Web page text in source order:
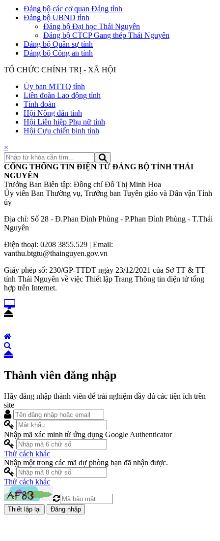
Đảng bộ các cơ quan Đảng tỉnh
Đảng bộ UBND tỉnh
Đảng bộ Đại học Thái Nguyên
Đảng bộ CTCP Gang thép Thái Nguyên
Đảng bộ Quân sự tỉnh
Đảng bộ Công an tỉnh
TỔ CHỨC CHÍNH TRỊ - XÃ HỘI
Ủy ban MTTQ tỉnh
Liên đoàn Lao động tỉnh
Tỉnh đoàn
Hội Nông dân tỉnh
Hội Liên hiệp Phụ nữ tỉnh
Hội Cựu chiến binh tỉnh
×
CỔNG THÔNG TIN ĐIỆN TỬ ĐẢNG BỘ TỈNH THÁI
NGUYÊN
Trưởng Ban Biên tập: Đồng chí Đỗ Thị Minh Hoa
Ủy viên Ban Thường vụ, Trưởng ban Tuyên giáo và Dân vận Tỉnh
ủy
Địa chỉ: Số 28 - Đ.Phan Đình Phùng - P.Phan Đình Phùng - T.Thái
Nguyên
Điện thoại: 0208 3855.529 | Email:
vanthu.btgtu@thainguyen.gov.vn
Giấy phép số: 230/GP-TTĐT ngày 23/12/2021 của Sở TT & TT
tỉnh Thái Nguyên về việc Thiết lập Trang Thông tin điện tử tổng
hợp trên Internet.
Thành viên đăng nhập
Hãy đăng nhập thành viên để trải nghiệm đầy đủ các tiện ích trên
site
Nhập mã xác minh từ ứng dụng Google Authenticator
Thử cách khác
Nhập một trong các mã dự phòng bạn đã nhận được.
Thử cách khác
Đăng nhập